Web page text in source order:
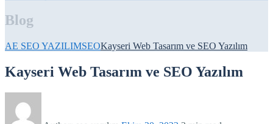
Blog
AE SEO YAZILIMSEOKayseri Web Tasarım ve SEO Yazılım
Kayseri Web Tasarım ve SEO Yazılım